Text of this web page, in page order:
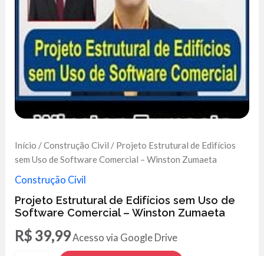
Início /Construção Civil / Projeto Estrutural de Edifícios
sem Uso de Software Comercial – Winston Zumaeta
Construção Civil
Projeto Estrutural de Edifícios sem Uso de
Software Comercial – Winston Zumaeta
R$ 39,99Acesso via Google Drive